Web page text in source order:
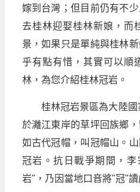
嫁到台灣；但目前仍有不
去桂林迎娶桂林新娘，而
景，如果只是單純與桂林
乎有點有惜，其實可以順
林，為您介紹桂林冠岩。
桂林冠岩景區為大陸
於灕江東岸的草坪回族鄉
如古代冠帽，叫冠帽山。
冠岩。抗日戰爭期間，
岩"，乃因當地口音將"冠"讀